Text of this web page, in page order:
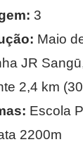
3
Maio
JR
2,4 km
Escola
2200m